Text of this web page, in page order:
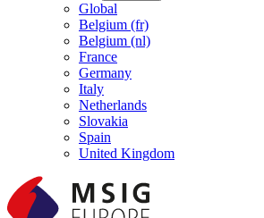
Global
Belgium (fr)
Belgium (nl)
France
Germany
Italy
Netherlands
Slovakia
Spain
United Kingdom